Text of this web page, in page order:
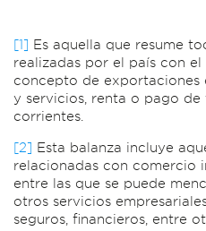
[1] Es aquella que resume
realizadas por el país con
concepto de exportaciones
y servicios, renta o pago
corrientes.
[2] Esta balanza incluye
relacionadas con comercio
entre las que se puede
otros servicios
seguros, financieros, entre